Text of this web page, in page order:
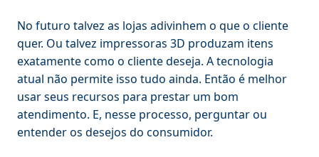
No futuro talvez as lojas adivinhem o que o cliente
quer. Ou talvez impressoras 3D produzam itens
exatamente como o cliente deseja. A tecnologia
atual não permite isso tudo ainda. Então é melhor
usar seus recursos para prestar um bom
atendimento. E, nesse processo, perguntar ou
entender os desejos do consumidor.